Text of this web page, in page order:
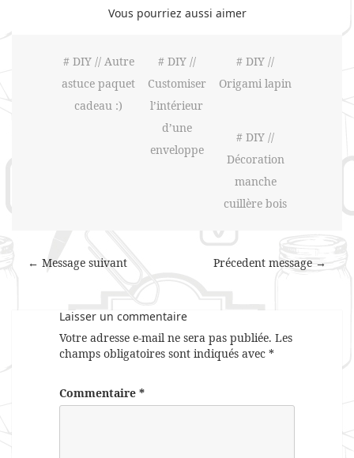
Vous pourriez aussi aimer
# DIY // Autre
astuce paquet
cadeau :)
# DIY //
Customiser
l’intérieur
d’une
enveloppe
# DIY //
Origami lapin
# DIY //
Décoration
manche
cuillère bois
Précedent message →
← Message suivant
Laisser un commentaire
Votre adresse e-mail ne sera pas publiée. Les
champs obligatoires sont indiqués avec *
Commentaire *